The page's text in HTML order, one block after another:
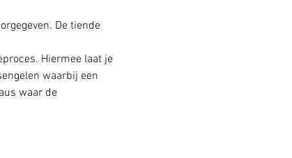
De tiende
Hiermee laat je
waarbij een
waar de